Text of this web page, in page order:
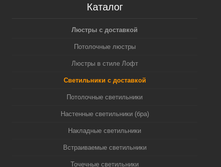
Каталог
Люстры с доставкой
Потолочные люстры
Люстры в стиле Лофт
Светильники с доставкой
Потолочные светильники
Настенные светильники (бра)
Накладные светильники
Встраиваемые светильники
Точечные светильники